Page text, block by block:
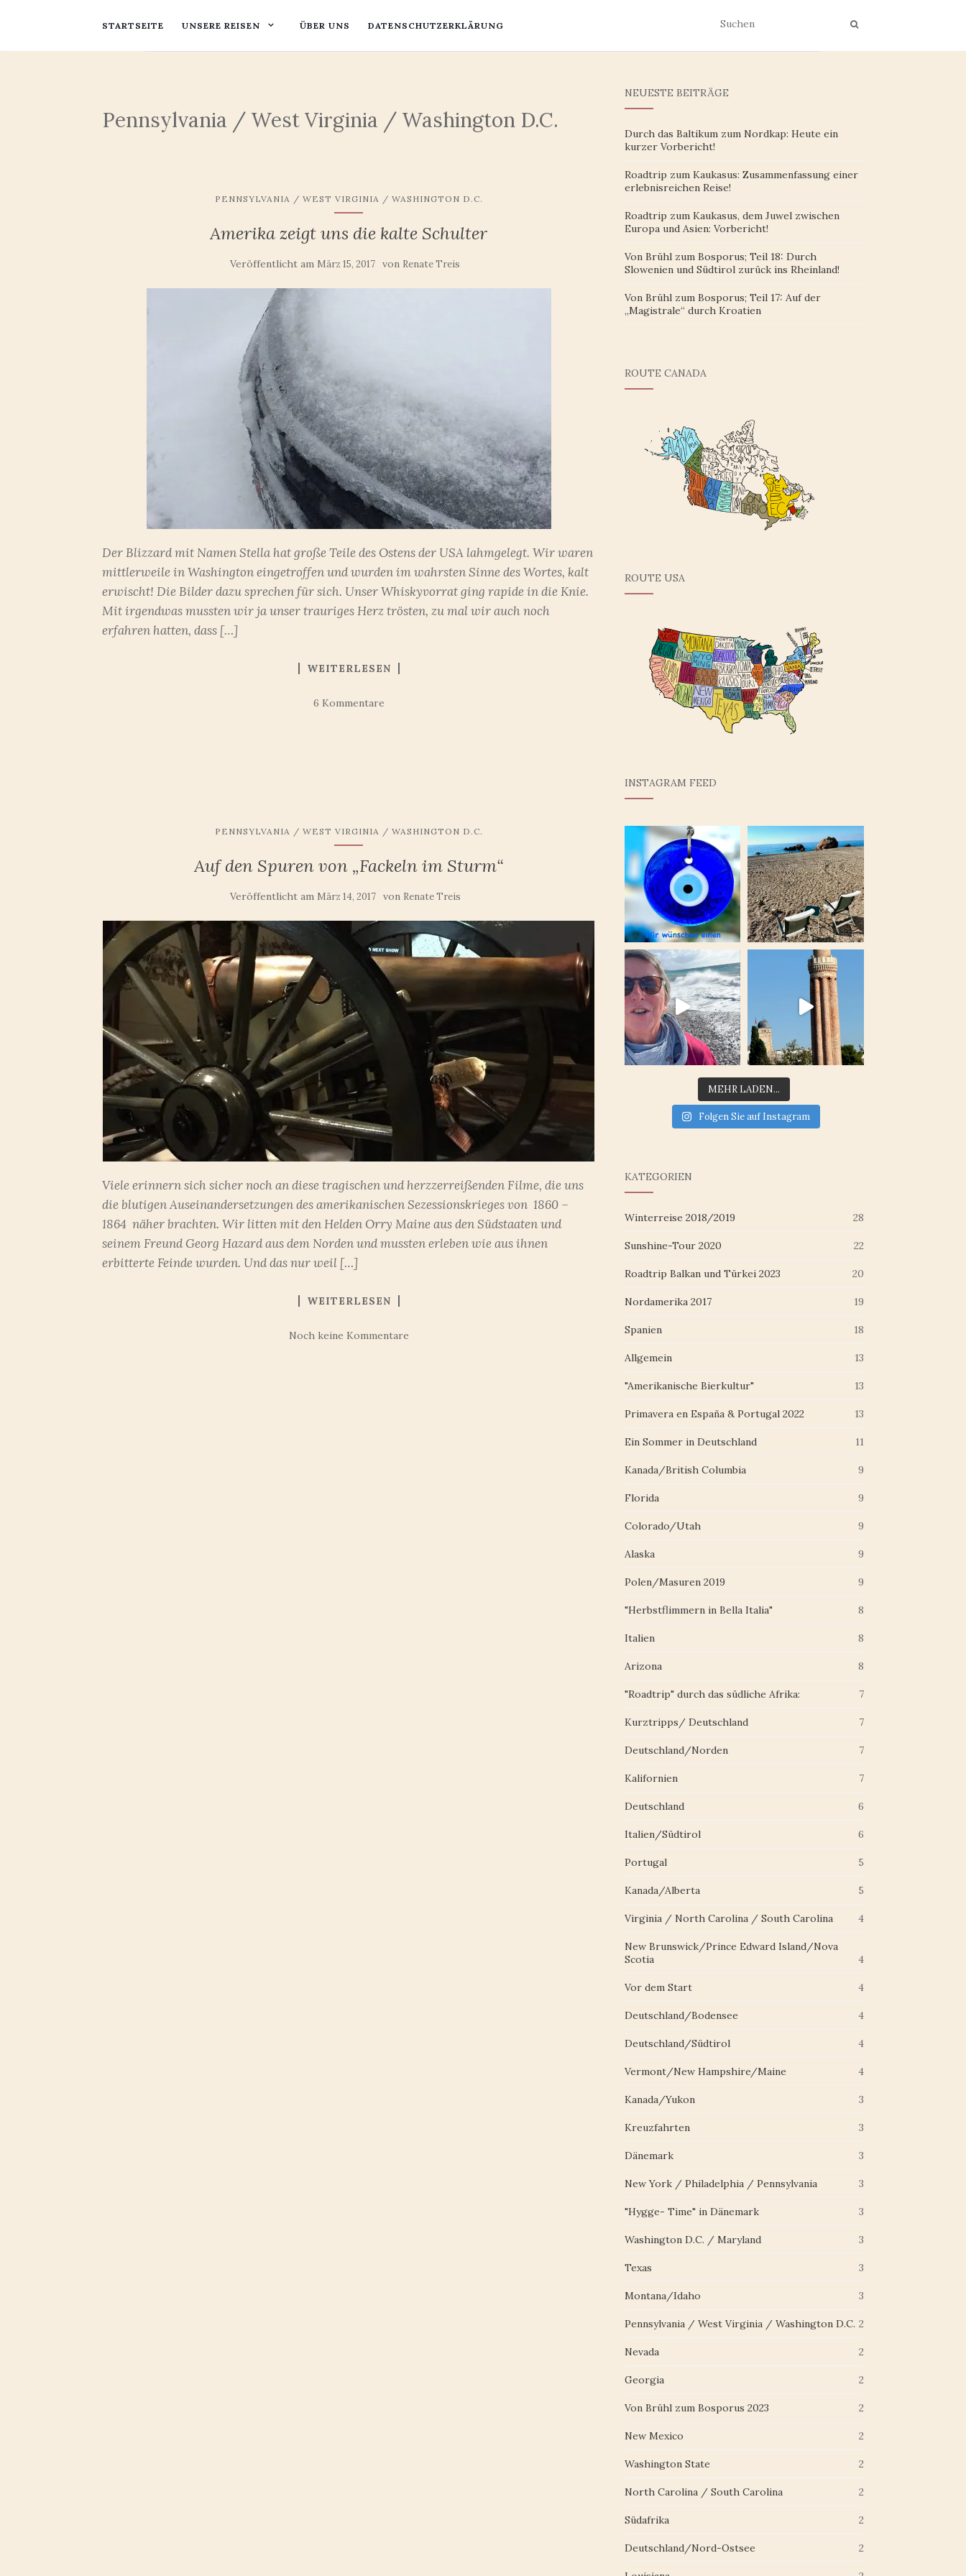
STARTSEITE UNSERE REISEN ÜBER UNS DATENSCHUTZERKLÄRUNG
Pennsylvania / West Virginia / Washington D.C.
PENNSYLVANIA / WEST VIRGINIA / WASHINGTON D.C.
Amerika zeigt uns die kalte Schulter
Veröffentlicht am März 15, 2017 von Renate Treis
Der Blizzard mit Namen Stella hat große Teile des Ostens der USA lahmgelegt. Wir waren
mittlerweile in Washington eingetroffen und wurden im wahrsten Sinne des Wortes, kalt
erwischt! Die Bilder dazu sprechen für sich. Unser Whiskyvorrat ging rapide in die Knie.
Mit irgendwas mussten wir ja unser trauriges Herz trösten, zu mal wir auch noch
erfahren hatten, dass […]
WEITERLESEN
6 Kommentare
PENNSYLVANIA / WEST VIRGINIA / WASHINGTON D.C.
Auf den Spuren von „Fackeln im Sturm“
Veröffentlicht am März 14, 2017 von Renate Treis
Viele erinnern sich sicher noch an diese tragischen und herzzerreißenden Filme, die uns
die blutigen Auseinandersetzungen des amerikanischen Sezessionskrieges von 1860 –
1864 näher brachten. Wir litten mit den Helden Orry Maine aus den Südstaaten und
seinem Freund Georg Hazard aus dem Norden und mussten erleben wie aus ihnen
erbitterte Feinde wurden. Und das nur weil […]
WEITERLESEN
Noch keine Kommentare
NEUESTE BEITRÄGE
Durch das Baltikum zum Nordkap: Heute ein
kurzer Vorbericht!
Roadtrip zum Kaukasus: Zusammenfassung einer
erlebnisreichen Reise!
Roadtrip zum Kaukasus, dem Juwel zwischen
Europa und Asien: Vorbericht!
Von Brühl zum Bosporus; Teil 18: Durch
Slowenien und Südtirol zurück ins Rheinland!
Von Brühl zum Bosporus; Teil 17: Auf der
„Magistrale“ durch Kroatien
ROUTE CANADA
ROUTE USA
INSTAGRAM FEED
MEHR LADEN...
Folgen Sie auf Instagram
KATEGORIEN
Winterreise 2018/2019 28
Sunshine-Tour 2020 22
Roadtrip Balkan und Türkei 2023 20
Nordamerika 2017 19
Spanien 18
Allgemein 13
"Amerikanische Bierkultur" 13
Primavera en España & Portugal 2022 13
Ein Sommer in Deutschland 11
Kanada/British Columbia 9
Florida 9
Colorado/Utah 9
Alaska 9
Polen/Masuren 2019 9
"Herbstflimmern in Bella Italia" 8
Italien 8
Arizona 8
"Roadtrip" durch das südliche Afrika: 7
Kurztripps/ Deutschland 7
Deutschland/Norden 7
Kalifornien 7
Deutschland 6
Italien/Südtirol 6
Portugal 5
Kanada/Alberta 5
Virginia / North Carolina / South Carolina 4
New Brunswick/Prince Edward Island/Nova
Scotia
4
Vor dem Start 4
Deutschland/Bodensee 4
Deutschland/Südtirol 4
Vermont/New Hampshire/Maine 4
Kanada/Yukon 3
Kreuzfahrten 3
Dänemark 3
New York / Philadelphia / Pennsylvania 3
"Hygge- Time" in Dänemark 3
Washington D.C. / Maryland 3
Texas 3
Montana/Idaho 3
Pennsylvania / West Virginia / Washington D.C. 2
Nevada 2
Georgia 2
Von Brühl zum Bosporus 2023 2
New Mexico 2
Washington State 2
North Carolina / South Carolina 2
Südafrika 2
Deutschland/Nord-Ostsee 2